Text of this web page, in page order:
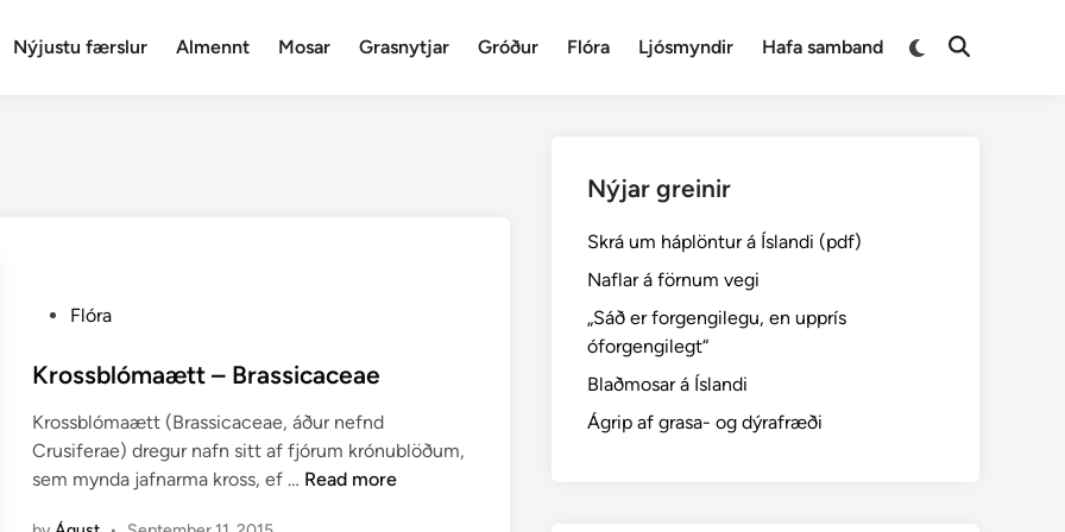
Nýjustu færslur Almennt Mosar Grasnytjar Gróður Flóra Ljósmyndir Hafa samband
Switch
Open
s
e
d
i
Flóra
Krossblómaætt – Brassicaceae
Krossblómaætt (Brassicaceae, áður nefnd
Crusiferae) dregur nafn sitt af fjórum krónublöðum,
sem mynda jafnarma kross, ef … K
Read more
Nýjar greinir
Skrá um háplöntur á Íslandi (pdf)
Naflar á förnum vegi
„Sáð er forgengilegu, en upprís
óforgengilegt“
Blaðmosar á Íslandi
Ágrip af grasa- og dýrafræði